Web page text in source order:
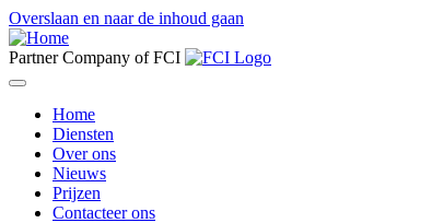
Overslaan en naar de inhoud gaan
Partner Company of FCI
Main
navigation
Home
Diensten
Over ons
Nieuws
Prijzen
Contacteer ons